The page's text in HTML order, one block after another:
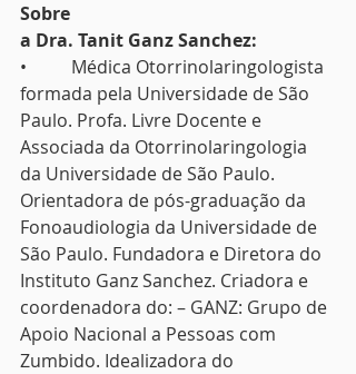
Sobre
a Dra. Tanit Ganz Sanchez:
•          Médica Otorrinolaringologista
formada pela Universidade de São
Paulo. Profa. Livre Docente e
Associada da Otorrinolaringologia
da Universidade de São Paulo.
Orientadora de pós-graduação da
Fonoaudiologia da Universidade de
São Paulo. Fundadora e Diretora do
Instituto Ganz Sanchez. Criadora e
coordenadora do: – GANZ: Grupo de
Apoio Nacional a Pessoas com
Zumbido. Idealizadora do